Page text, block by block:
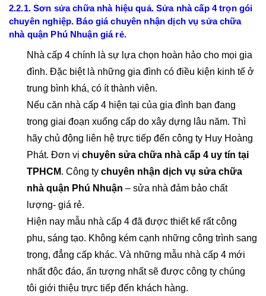
2.2.1. Sơn sửa chữa nhà hiệu quả. Sửa nhà cấp 4 trọn gói
chuyên nghiệp. Báo giá chuyên nhận dịch vụ sửa chữa
nhà quận Phú Nhuận giá rẻ.
Nhà cấp 4 chính là sự lựa chọn hoàn hảo cho mọi gia
đình. Đặc biệt là những gia đình có điều kiện kinh tế ở
trung bình khá, có ít thành viên.
Nếu căn nhà cấp 4 hiện tại của gia đình bạn đang
trong giai đoạn xuống cấp do xây dựng lâu năm. Thì
hãy chủ động liên hệ trực tiếp đến công ty Huy Hoàng
Phát. Đơn vị chuyên sửa chữa nhà cấp 4 uy tín tại
TPHCM. Công ty chuyên nhận dịch vụ sửa chữa
nhà quận Phú Nhuận – sửa nhà đảm bảo chất
lượng- giá rẻ.
Hiện nay mẫu nhà cấp 4 đã được thiết kế rất công
phu, sáng tạo. Không kém cạnh những công trình sang
trọng, đẳng cấp khác. Và những mẫu nhà cấp 4 mới
nhất độc đáo, ấn tượng nhất sẽ được công ty chúng
tôi giới thiệu trực tiếp đến khách hàng.